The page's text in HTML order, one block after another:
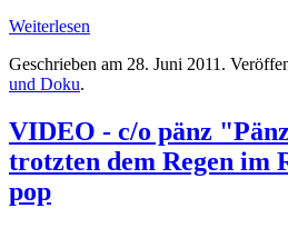
Weiterlesen
Geschrieben am 28. Juni 2011.
und Doku.
VIDEO - c/o pänz
trotzten dem Regen im
pop